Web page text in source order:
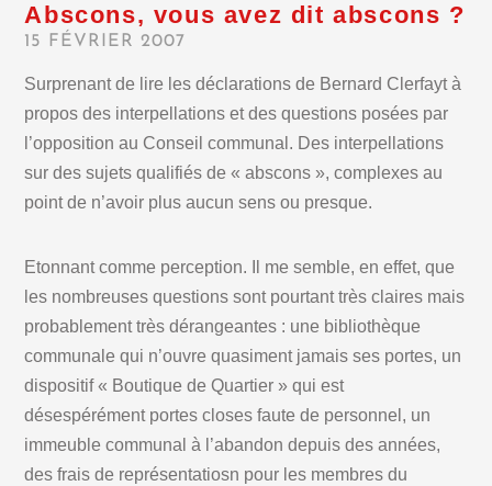
Abscons, vous avez dit abscons ?
15 FÉVRIER 2007
Surprenant de lire les déclarations de Bernard Clerfayt à
propos des interpellations et des questions posées par
l’opposition au Conseil communal. Des interpellations
sur des sujets qualifiés de « abscons », complexes au
point de n’avoir plus aucun sens ou presque.
Etonnant comme perception. Il me semble, en effet, que
les nombreuses questions sont pourtant très claires mais
probablement très dérangeantes : une bibliothèque
communale qui n’ouvre quasiment jamais ses portes, un
dispositif « Boutique de Quartier » qui est
désespérément portes closes faute de personnel, un
immeuble communal à l’abandon depuis des années,
des frais de représentatiosn pour les membres du